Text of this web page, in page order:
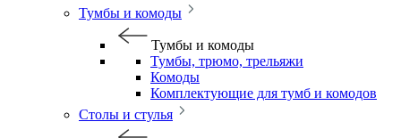
Тумбы и комоды
Тумбы и комоды
Тумбы, трюмо, трельяжи
Комоды
Комплектующие для тумб и комодов
Столы и стулья